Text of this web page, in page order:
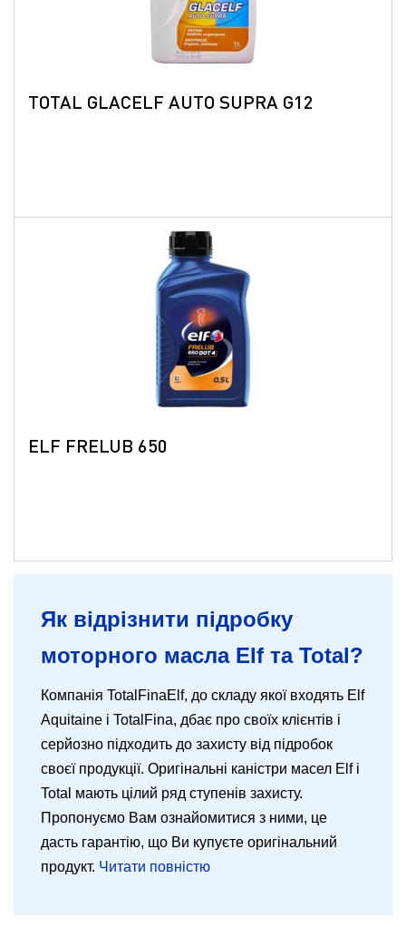
TOTAL GLAСELF AUTO SUPRA G12
ELF FRELUB 650
Як відрізнити підробку
моторного масла Elf та Total?
Компанія TotalFinaElf, до складу якої входять Elf
Aquitaine і TotalFina, дбає про своїх клієнтів і
серйозно підходить до захисту від підробок
своєї продукції. Оригінальні каністри масел Elf і
Total мають цілий ряд ступенів захисту.
Пропонуємо Вам ознайомитися з ними, це
дасть гарантію, що Ви купуєте оригінальний
продукт. Читати повністю